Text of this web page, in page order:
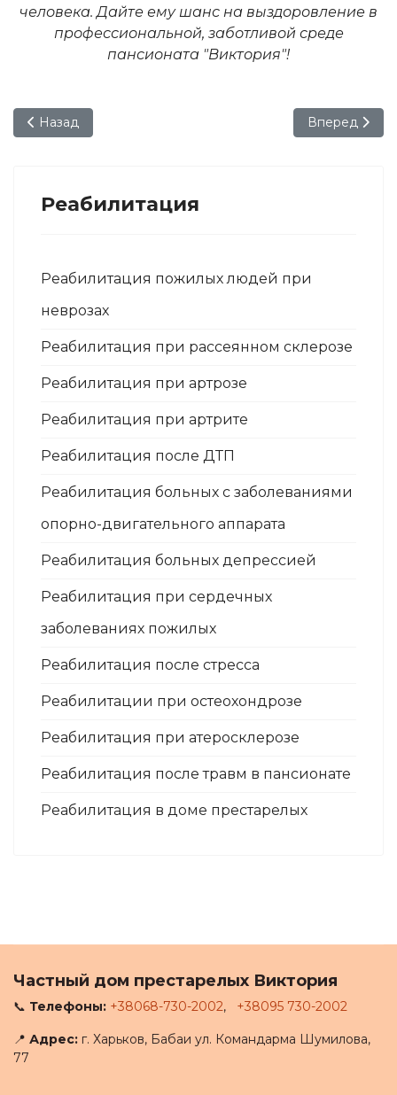
человека. Дайте ему шанс на выздоровление в
профессиональной, заботливой среде
пансионата "Виктория"!
Предыдущий: Реабилитация больных с заболеваниями
Назад Следующий:
Вперед
Реабилитация
Реабилитация пожилых людей при
неврозах
Реабилитация при рассеянном склерозе
Реабилитация при артрозе
Реабилитация при артрите
Реабилитация после ДТП
Реабилитация больных с заболеваниями
опорно-двигательного аппарата
Реабилитация больных депрессией
Реабилитация при сердечных
заболеваниях пожилых
Реабилитация после стресса
Реабилитации при остеохондрозе
Реабилитация при атеросклерозе
Реабилитация после травм в пансионате
Реабилитация в доме престарелых
Частный дом престарелых Виктория
📞 Телефоны: +38068-730-2002, +38095 730-2002
📍 Адрес: г. Харьков, Бабаи ул. Командарма Шумилова,
77